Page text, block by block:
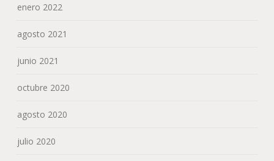
enero 2022
agosto 2021
junio 2021
octubre 2020
agosto 2020
julio 2020